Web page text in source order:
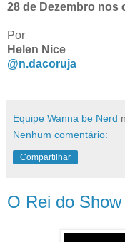
28 de Dezembro nos
Por
Helen Nice
@n.dacoruja
Equipe Wanna be Nerd
Nenhum comentário:
Compartilhar
O Rei do Show